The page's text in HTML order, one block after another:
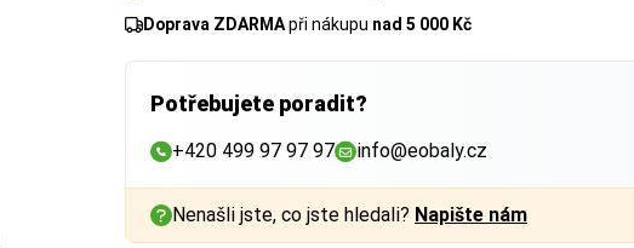
Doprava ZDARMApři nákupu nad 5 000 Kč
Potřebujete poradit?
+420 499 97 97 97 info@eobaly.cz
Nenašli jste, co jste hledali? Napište nám